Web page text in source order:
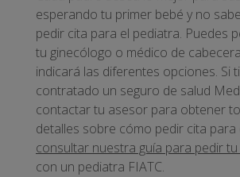
esperando tu primer bebé y no
pedir cita para el pediatra. Puedes
tu ginecólogo o médico de
indicará las diferentes opciones. Si
contratado un seguro de salud
contactar tu asesor para obtener
detalles sobre cómo pedir cita para
consultar nuestra guía para pedir
con un pediatra FIATC.